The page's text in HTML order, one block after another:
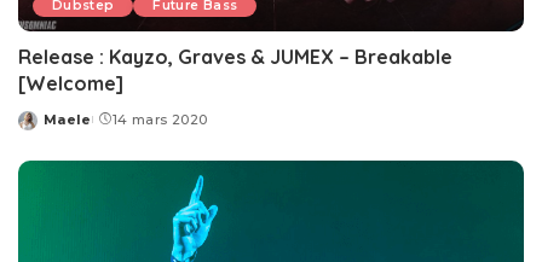
Dubstep Future Bass
Release : Kayzo, Graves & JUMEX – Breakable
[Welcome]
Posted
Maele 14 mars 2020